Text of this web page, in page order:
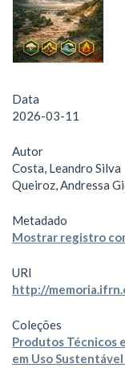
Data
2026-03-11
Autor
Costa, Leandro Silva
Queiroz, Andressa
Metadado
Mostrar registro
URI
http://
Coleções
Produtos Técnicos
em Uso